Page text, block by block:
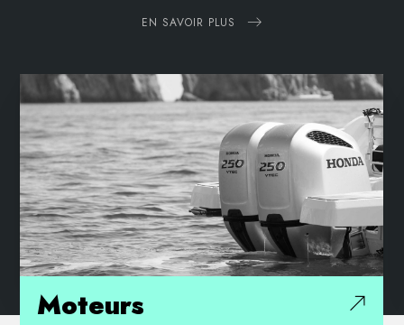
EN SAVOIR PLUS
Moteurs